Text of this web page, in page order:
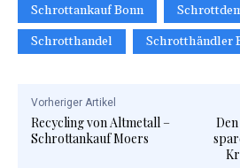
Schrottankauf Bonn
Schrotthandel
Schrotthändler
Vorheriger Artikel
Recycling von Altmetall –
Schrottankauf Moers